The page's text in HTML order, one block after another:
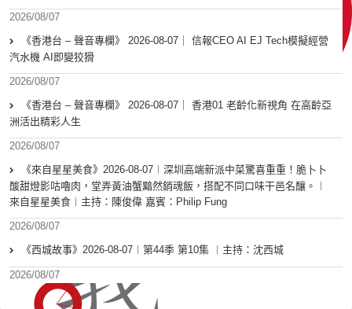
2026/08/07
《香港台 – 聲音專欄》 2026-08-07｜ 信報CEO AI EJ Tech模擬經營
汽水機 AI即變狡猾
2026/08/07
《香港台 – 聲音專欄》 2026-08-07｜ 香港01 老齡化新視角 在高齡亞
洲活出精彩人生
2026/08/07
《來自星星美食》2026-08-07︱深圳高端新派中菜驚喜重重！脆卜卜
酸甜燈影咕嚕肉，堂弄黃油蟹黯然銷魂飯，搭配不同口味干邑名釀。︱
來自星星美食︱主持：陳俊偉 嘉賓：Philip Fung
2026/08/07
《西城故事》2026-08-07︱第44季 第10集 ︱主持：沈西城
2026/08/07